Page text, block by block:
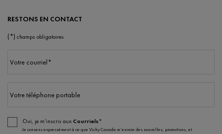
RESTONS EN CONTACT
(*) champs obligatoires
Votre courriel*
Votre téléphone portable
Oui, je m’inscris aux Courriels*
Je consens expressément à ce que Vichy Canada m’envoie des nouvelles, promotions, et